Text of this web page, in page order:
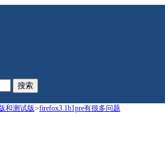
搜索
和测试版>firefox3.1b1pre有很多问题